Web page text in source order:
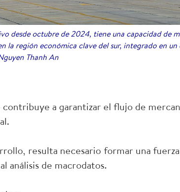
desde octubre de 2024, tiene una capacidad de
la región económica clave del sur, integrado en un
Thanh An
contribuye a garantizar el flujo de
resulta necesario formar una
análisis de macrodatos.